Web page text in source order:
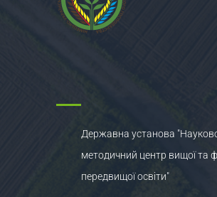
Державна установа
методичний центр вищої та
передвищої освіти"